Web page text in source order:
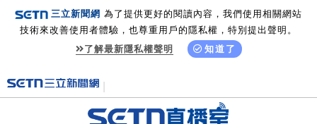
三立新聞網 為了提供更好的閱讀內容，我們使用相關網站
技術來改善使用者體驗，也尊重用戶的隱私權，特別提出聲明。
了解最新隱私權聲明
知道了